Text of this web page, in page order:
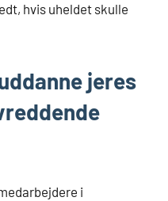
hvis uheldet skulle
jeres
i